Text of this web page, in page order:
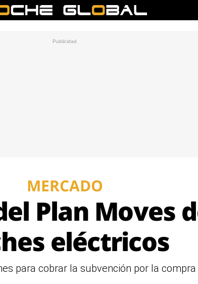
MERCADO
Plan Moves
eléctricos
para cobrar la subvención por la